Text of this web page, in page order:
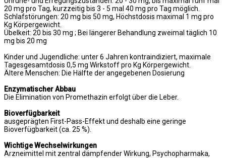
20 mg pro Tag, kurzzeitig bis 3 - 5 mal 40 mg pro Tag möglich.
Schlafstörungen: 20 mg bis 50 mg, Höchstdosis maximal 1 mg pro
Kg Körpergewicht.
Übelkeit: 20 bis 30 mg ; Bei längerer Behandlung zweimal täglich 10
mg bis 20 mg
Kinder und Jugendliche: unter 6 Jahren kontraindiziert, maximale
Tagesgesamtdosis 0,5 mg Wirkstoff pro Kg Körpergewicht.
Ältere Menschen: Die Hälfte der angegebenen Dosierung
Enzymatischer Abbau
Die Elimination von Promethazin erfolgt über die Leber.
Bioverfügbarkeit
ausgeprägten First-Pass-Effekt und deshalb eine geringe
Bioverfügbarkeit (ca. 25 %).
Wichtige Wechselwirkungen
Arzneimittel mit zentral dämpfender Wirkung, Psychopharmaka,